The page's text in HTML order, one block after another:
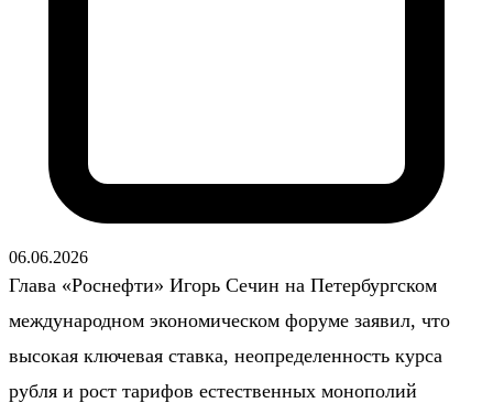
06.06.2026
Глава «Роснефти» Игорь Сечин на Петербургском
международном экономическом форуме заявил, что
высокая ключевая ставка, неопределенность курса
рубля и рост тарифов естественных монополий